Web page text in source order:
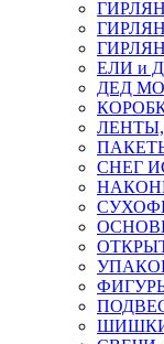
ЕЛИ и
ДЕД
СНЕГ